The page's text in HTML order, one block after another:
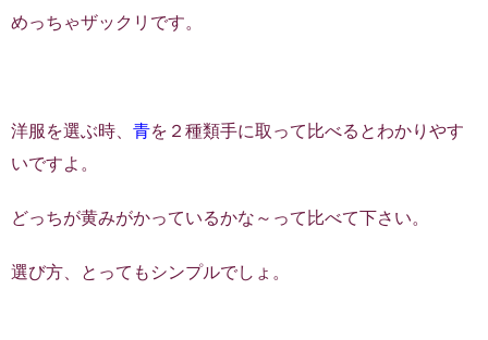
めっちゃザックリです。
洋服を選ぶ時、 青を２種類手に取って比べるとわかりやす
いですよ。
どっちが黄みがかっているかな～って比べて下さい。
選び方、とってもシンプルでしょ。